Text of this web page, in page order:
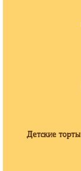
Детские торты